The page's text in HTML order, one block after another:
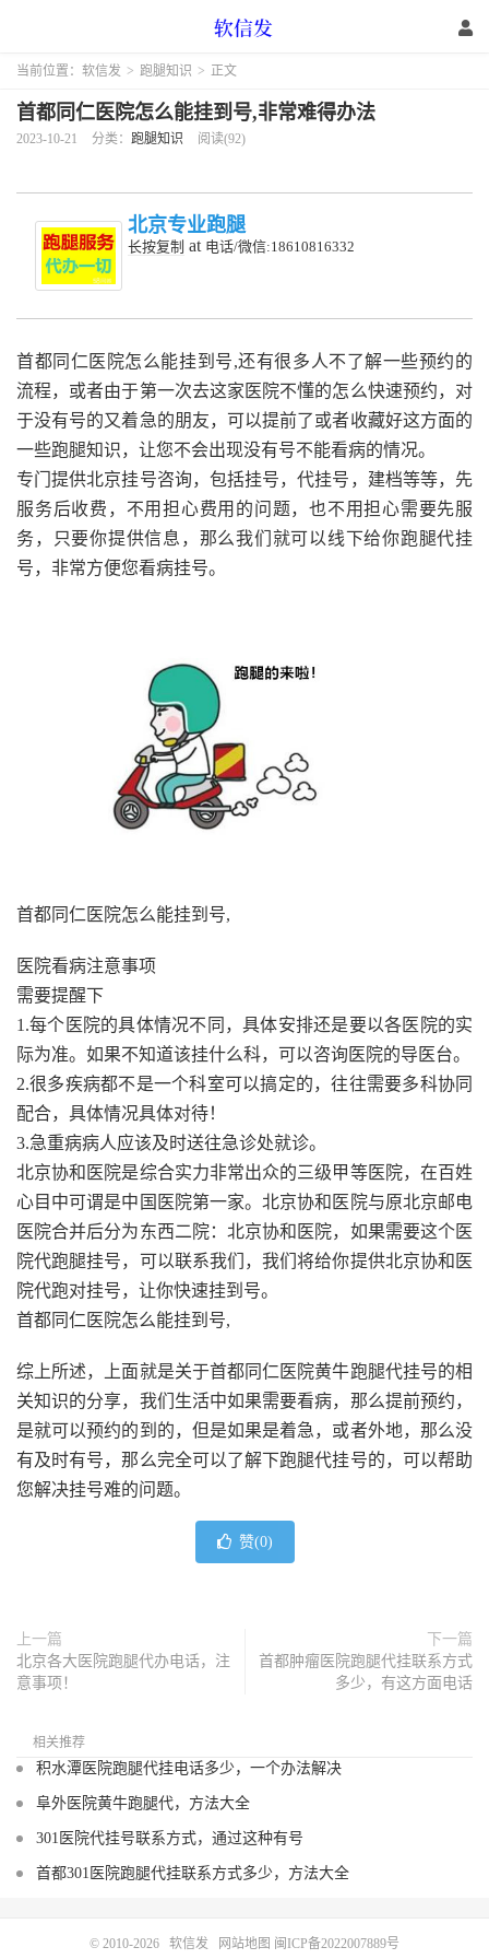
当前位置： 软信发 > 跑腿知识 > 正文
首都同仁医院怎么能挂到号,非常难得办法
2023-10-21 分类： 跑腿知识 阅读(92)
北京专业跑腿
长按复制 at 电话/微信:18610816332
首都同仁医院怎么能挂到号,还有很多人不了解一些预约的
流程，或者由于第一次去这家医院不懂的怎么快速预约，对
于没有号的又着急的朋友，可以提前了或者收藏好这方面的
一些跑腿知识，让您不会出现没有号不能看病的情况。
专门提供北京挂号咨询，包括挂号，代挂号，建档等等，先
服务后收费，不用担心费用的问题，也不用担心需要先服
务，只要你提供信息，那么我们就可以线下给你跑腿代挂
号，非常方便您看病挂号。
首都同仁医院怎么能挂到号,
医院看病注意事项
需要提醒下
1.每个医院的具体情况不同，具体安排还是要以各医院的实
际为准。如果不知道该挂什么科，可以咨询医院的导医台。
2.很多疾病都不是一个科室可以搞定的，往往需要多科协同
配合，具体情况具体对待！
3.急重病病人应该及时送往急诊处就诊。
北京协和医院是综合实力非常出众的三级甲等医院，在百姓
心目中可谓是中国医院第一家。北京协和医院与原北京邮电
医院合并后分为东西二院：北京协和医院，如果需要这个医
院代跑腿挂号，可以联系我们，我们将给你提供北京协和医
院代跑对挂号，让你快速挂到号。
首都同仁医院怎么能挂到号,
综上所述，上面就是关于首都同仁医院黄牛跑腿代挂号的相
关知识的分享，我们生活中如果需要看病，那么提前预约，
是就可以预约的到的，但是如果是着急，或者外地，那么没
有及时有号，那么完全可以了解下跑腿代挂号的，可以帮助
您解决挂号难的问题。
赞(0)
上一篇
北京各大医院跑腿代办电话，注
意事项！
下一篇
首都肿瘤医院跑腿代挂联系方式
多少，有这方面电话
相关推荐
积水潭医院跑腿代挂电话多少，一个办法解决
阜外医院黄牛跑腿代，方法大全
301医院代挂号联系方式，通过这种有号
首都301医院跑腿代挂联系方式多少，方法大全
© 2010-2026 软信发 网站地图 闽ICP备2022007889号